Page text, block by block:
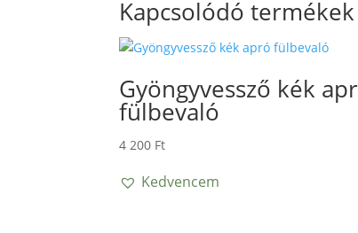
Kapcsolódó termékek
Gyöngyvessző kék
fülbevaló
4 200 Ft
Kedvencem